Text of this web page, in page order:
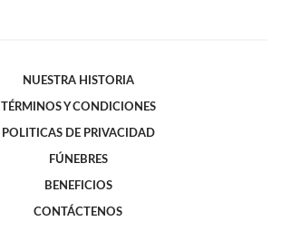
NUESTRA HISTORIA
TÉRMINOS Y CONDICIONES
POLITICAS DE PRIVACIDAD
FÚNEBRES
BENEFICIOS
CONTÁCTENOS